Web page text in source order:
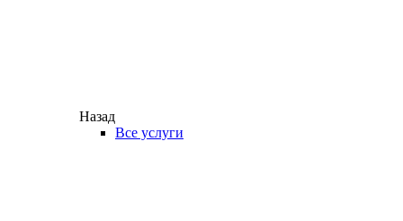
Назад
Все услуги